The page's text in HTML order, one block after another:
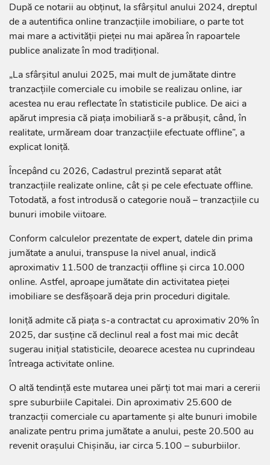
După ce notarii au obținut, la sfârșitul anului 2024, dreptul
de a autentifica online tranzacțiile imobiliare, o parte tot
mai mare a activității pieței nu mai apărea în rapoartele
publice analizate în mod tradițional.
„La sfârșitul anului 2025, mai mult de jumătate dintre
tranzacțiile comerciale cu imobile se realizau online, iar
acestea nu erau reflectate în statisticile publice. De aici a
apărut impresia că piața imobiliară s-a prăbușit, când, în
realitate, urmăream doar tranzacțiile efectuate offline”, a
explicat Ioniță.
Începând cu 2026, Cadastrul prezintă separat atât
tranzacțiile realizate online, cât și pe cele efectuate offline.
Totodată, a fost introdusă o categorie nouă – tranzacțiile cu
bunuri imobile viitoare.
Conform calculelor prezentate de expert, datele din prima
jumătate a anului, transpuse la nivel anual, indică
aproximativ 11.500 de tranzacții offline și circa 10.000
online. Astfel, aproape jumătate din activitatea pieței
imobiliare se desfășoară deja prin proceduri digitale.
Ioniță admite că piața s-a contractat cu aproximativ 20% în
2025, dar susține că declinul real a fost mai mic decât
sugerau inițial statisticile, deoarece acestea nu cuprindeau
întreaga activitate online.
O altă tendință este mutarea unei părți tot mai mari a cererii
spre suburbiile Capitalei. Din aproximativ 25.600 de
tranzacții comerciale cu apartamente și alte bunuri imobile
analizate pentru prima jumătate a anului, peste 20.500 au
revenit orașului Chișinău, iar circa 5.100 – suburbiilor.